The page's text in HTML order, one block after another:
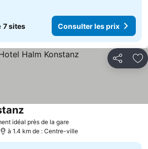
7 sites Consulter les prix
Partager
idéal près de la gareConsulter les prix
Consulter les prix
à 1.4 km de : Centre-ville